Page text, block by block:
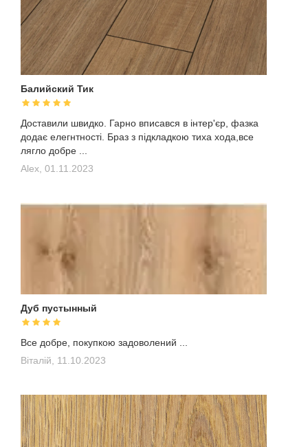
Балийский Тик
Доставили швидко. Гарно вписався в інтер'єр, фазка
додає елегнтності. Браз з підкладкою тиха хода,все
лягло добре ...
Alex, 01.11.2023
Дуб пустынный
Все добре, покупкою задоволений ...
Віталій, 11.10.2023